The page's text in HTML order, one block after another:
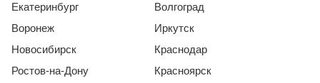
Екатеринбург
Воронеж
Новосибирск
Ростов-на-Дону
Волгоград
Иркутск
Краснодар
Красноярск